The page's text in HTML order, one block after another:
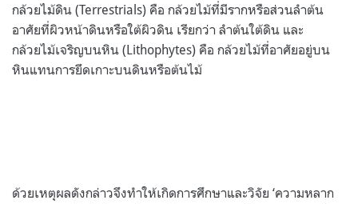
กล้วยไม้ดิน (Terrestrials) คือ กล้วยไม้ที่มีรากหรือส่วนลำต้น
อาศัยที่ผิวหน้าดินหรือใต้ผิวดิน เรียกว่า ลำต้นใต้ดิน และ
กล้วยไม้เจริญบนหิน (Lithophytes) คือ กล้วยไม้ที่อาศัยอยู่บน
หินแทนการยึดเกาะบนดินหรือต้นไม้
ด้วยเหตุผลดังกล่าวจึงทำให้เกิดการศึกษาและวิจัย ‘ความหลาก